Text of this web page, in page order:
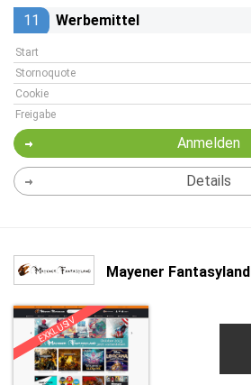
11 Werbemittel
Start
Stornoquote
Cookie
Freigabe
Anmelden
Details
Mayener Fantasyland
EXKLUSIV